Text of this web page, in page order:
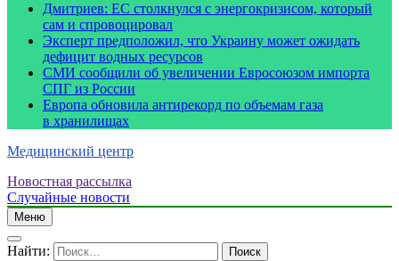
Дмитриев: ЕС столкнулся с энергокризисом, который
сам и спровоцировал
Эксперт предположил, что Украину может ожидать
дефицит водных ресурсов
СМИ сообщили об увеличении Евросоюзом импорта
СПГ из России
Европа обновила антирекорд по объемам газа
в хранилищах
Медицинский центр
Новостная рассылка
Случайные новости
Меню
Найти: